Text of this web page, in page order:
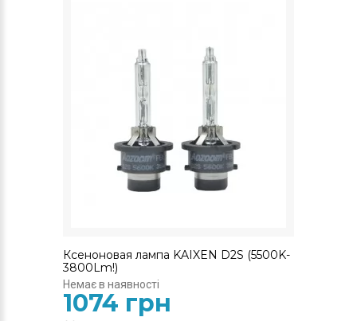
Ксеноновая лампа KAIXEN D2S (5500K-
3800Lm!)
Немає в наявності
1074 грн